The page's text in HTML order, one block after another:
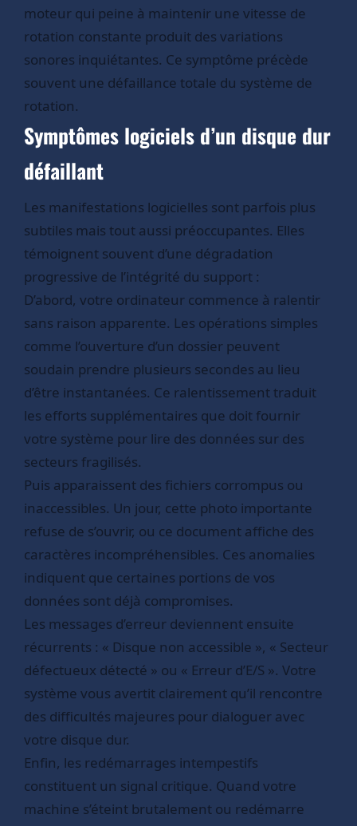
moteur qui peine à maintenir une vitesse de
rotation constante produit des variations
sonores inquiétantes. Ce symptôme précède
souvent une défaillance totale du système de
rotation.
Symptômes logiciels d’un disque dur
défaillant
Les manifestations logicielles sont parfois plus
subtiles mais tout aussi préoccupantes. Elles
témoignent souvent d’une dégradation
progressive de l’intégrité du support :
D’abord, votre ordinateur commence à ralentir
sans raison apparente. Les opérations simples
comme l’ouverture d’un dossier peuvent
soudain prendre plusieurs secondes au lieu
d’être instantanées. Ce ralentissement traduit
les efforts supplémentaires que doit fournir
votre système pour lire des données sur des
secteurs fragilisés.
Puis apparaissent des fichiers corrompus ou
inaccessibles. Un jour, cette photo importante
refuse de s’ouvrir, ou ce document affiche des
caractères incompréhensibles. Ces anomalies
indiquent que certaines portions de vos
données sont déjà compromises.
Les messages d’erreur deviennent ensuite
récurrents : « Disque non accessible », « Secteur
défectueux détecté » ou « Erreur d’E/S ». Votre
système vous avertit clairement qu’il rencontre
des difficultés majeures pour dialoguer avec
votre disque dur.
Enfin, les redémarrages intempestifs
constituent un signal critique. Quand votre
machine s’éteint brutalement ou redémarre